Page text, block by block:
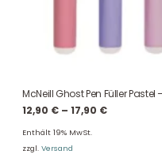
McNeill Ghost Pen Füller
12,90 € – 17,90 €
Enthält 19% MwSt.
zzgl. Versand